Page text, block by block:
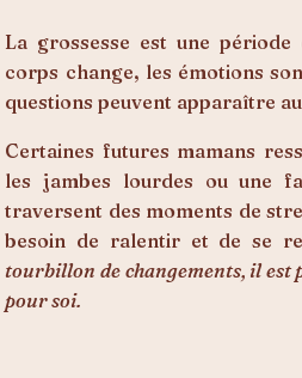
La grossesse est une
corps change, les émotions
questions peuvent apparaître
Certaines futures mamans
les jambes lourdes ou une
traversent des moments de
besoin de ralentir et de se
tourbillon de changements, il est
pour soi.